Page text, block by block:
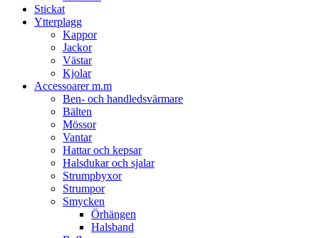
Stickat
Ytterplagg
Kappor
Jackor
Västar
Kjolar
Accessoarer m.m
Ben- och handledsvärmare
Bälten
Mössor
Vantar
Hattar och kepsar
Halsdukar och sjalar
Strumpbyxor
Strumpor
Smycken
Örhängen
Halsband